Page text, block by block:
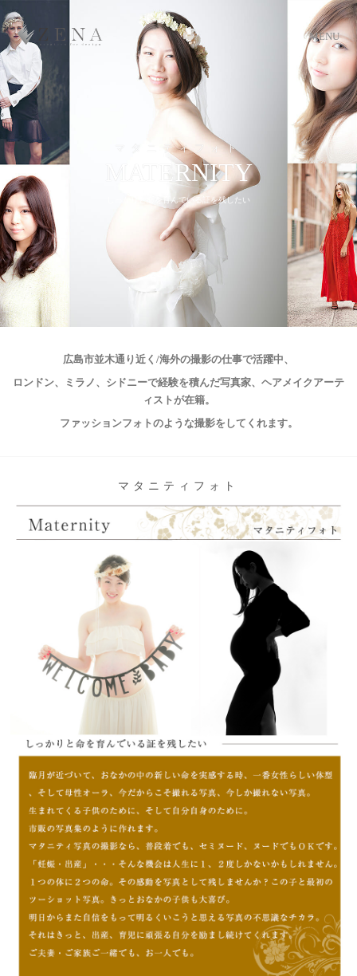
MENU
マタニティフォト
MATERNITY
しっかりと命を育んでいる証を残したい
広島市並木通り近く/海外の撮影の仕事で活躍中、
ロンドン、ミラノ、シドニーで経験を積んだ写真家、ヘアメイクアーテ
ィストが在籍。
ファッションフォトのような撮影をしてくれます。
マタニティフォト